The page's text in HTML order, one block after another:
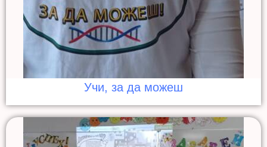
Учи, за да можеш